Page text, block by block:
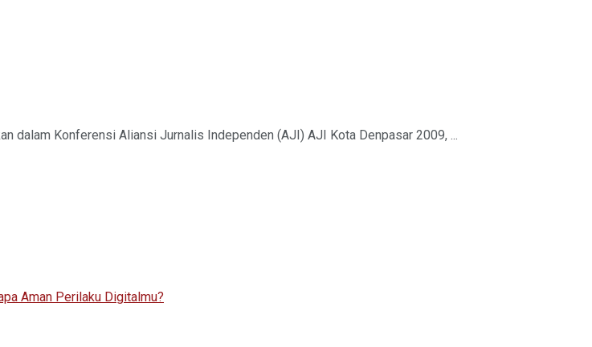
dalam Konferensi Aliansi Jurnalis Independen (AJI) AJI Kota Denpasar 2009, ...